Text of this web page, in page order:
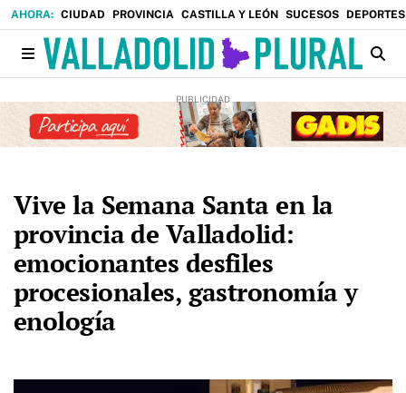
CIUDAD PROVINCIA CASTILLA Y LEÓN SUCESOS DEPORTES
Vive la Semana Santa en la
provincia de Valladolid:
emocionantes desfiles
procesionales, gastronomía y
enología